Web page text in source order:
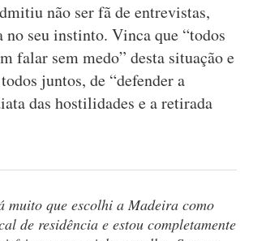
não ser fã de entrevistas,
no seu instinto. Vinca que “todos
falar sem medo” desta situação e
juntos, de “defender a
das hostilidades e a retirada
muito que escolhi a Madeira como
de residência e estou completamente